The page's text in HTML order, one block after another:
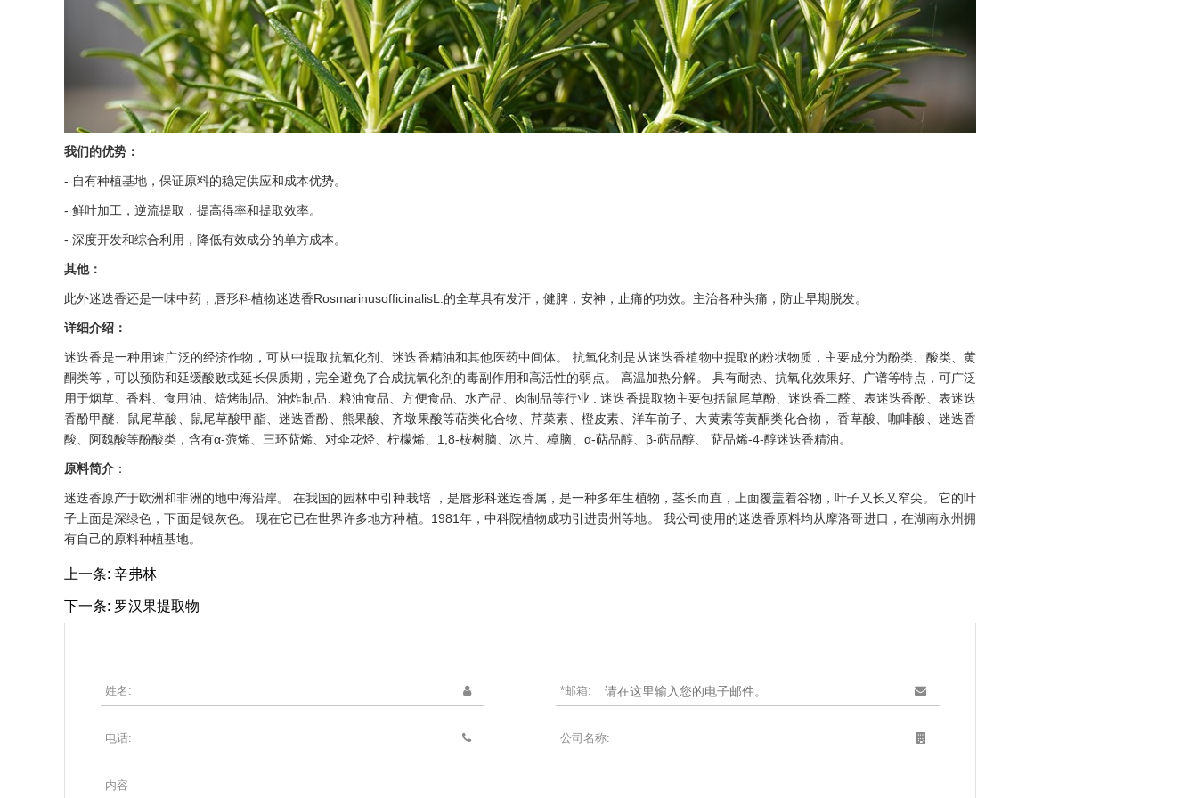
我们的优势：
- 自有种植基地，保证原料的稳定供应和成本优势。
- 鲜叶加工，逆流提取，提高得率和提取效率。
- 深度开发和综合利用，降低有效成分的单方成本。
其他：
此外迷迭香还是一味中药，唇形科植物迷迭香RosmarinusofficinalisL.的全草具有发汗，健脾，安神，止痛的功效。主治各种头痛，防止早期脱发。
详细介绍：
迷迭香是一种用途广泛的经济作物，可从中提取抗氧化剂、迷迭香精油和其他医药中间体。 抗氧化剂是从迷迭香植物中提取的粉状物质，主要成分为酚类、酸类、黄
酮类等，可以预防和延缓酸败或延长保质期，完全避免了合成抗氧化剂的毒副作用和高活性的弱点。 高温加热分解。 具有耐热、抗氧化效果好、广谱等特点，可广泛
用于烟草、香料、食用油、焙烤制品、油炸制品、粮油食品、方便食品、水产品、肉制品等行业 . 迷迭香提取物主要包括鼠尾草酚、迷迭香二醛、表迷迭香酚、表迷迭
香酚甲醚、鼠尾草酸、鼠尾草酸甲酯、迷迭香酚、熊果酸、齐墩果酸等萜类化合物、芹菜素、橙皮素、洋车前子、大黄素等黄酮类化合物， 香草酸、咖啡酸、迷迭香
酸、阿魏酸等酚酸类，含有α-蒎烯、三环萜烯、对伞花烃、柠檬烯、1,8-桉树脑、冰片、樟脑、α-萜品醇、β-萜品醇、 萜品烯-4-醇迷迭香精油。
原料简介 ：
迷迭香原产于欧洲和非洲的地中海沿岸。 在我国的园林中引种栽培 ，是唇形科迷迭香属，是一种多年生植物，茎长而直，上面覆盖着谷物，叶子又长又窄尖。 它的叶
子上面是深绿色，下面是银灰色。 现在它已在世界许多地方种植。1981年，中科院植物成功引进贵州等地。 我公司使用的迷迭香原料均从摩洛哥进口，在湖南永州拥
有自己的原料种植基地。
上一条: 辛弗林
下一条: 罗汉果提取物
姓名: *邮箱:
电话: 公司名称:
内容